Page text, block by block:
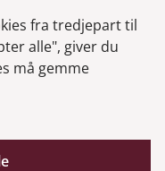
fra tredjepart til
alle", giver du
må gemme